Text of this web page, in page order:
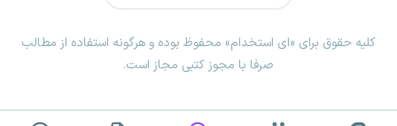
کلیه حقوق برای «ای استخدام» محفوظ بوده و هرگونه استفاده از مطالب
صرفا با مجوز کتبی مجاز است.